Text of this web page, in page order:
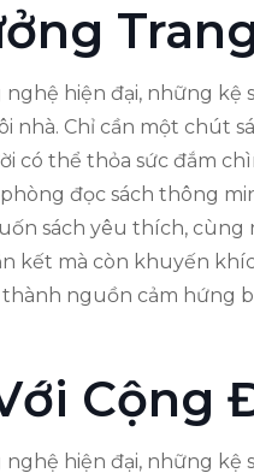
nghệ hiện đại, những
nhà. Chỉ cần một chút
có thể thỏa sức đắm
đọc sách thông
sách yêu thích,
kết mà còn khuyến
nguồn cảm hứng
Cộng
nghệ hiện đại, những